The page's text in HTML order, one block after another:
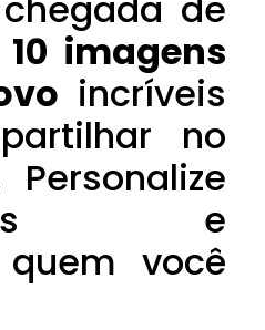
10 imagens
incríveis
no
Personalize
e
você